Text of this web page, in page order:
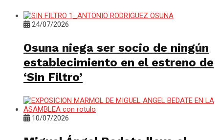
24/07/2026
Osuna niega ser socio de ningún
establecimiento en el estreno de
‘Sin Filtro’
10/07/2026